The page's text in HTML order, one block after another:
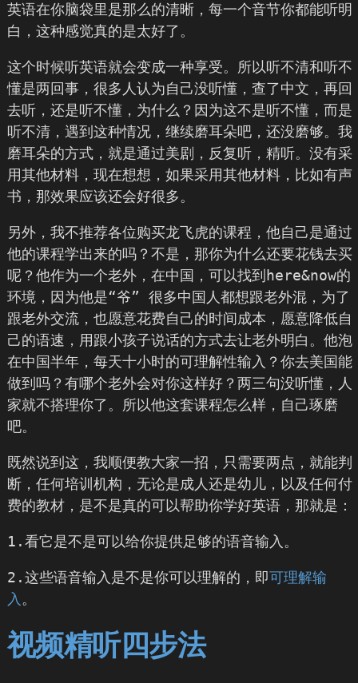
英语在你脑袋里是那么的清晰，每一个音节你都能听明
白，这种感觉真的是太好了。
这个时候听英语就会变成一种享受。所以听不清和听不
懂是两回事，很多人认为自己没听懂，查了中文，再回
去听，还是听不懂，为什么？因为这不是听不懂，而是
听不清，遇到这种情况，继续磨耳朵吧，还没磨够。我
磨耳朵的方式，就是通过美剧，反复听，精听。没有采
用其他材料，现在想想，如果采用其他材料，比如有声
书，那效果应该还会好很多。
另外，我不推荐各位购买龙飞虎的课程，他自己是通过
他的课程学出来的吗？不是，那你为什么还要花钱去买
呢？他作为一个老外，在中国，可以找到here&now的
环境，因为他是“爷” 很多中国人都想跟老外混，为了
跟老外交流，也愿意花费自己的时间成本，愿意降低自
己的语速，用跟小孩子说话的方式去让老外明白。他泡
在中国半年，每天十小时的可理解性输入？你去美国能
做到吗？有哪个老外会对你这样好？两三句没听懂，人
家就不搭理你了。所以他这套课程怎么样，自己琢磨
吧。
既然说到这，我顺便教大家一招，只需要两点，就能判
断，任何培训机构，无论是成人还是幼儿，以及任何付
费的教材，是不是真的可以帮助你学好英语，那就是：
1.看它是不是可以给你提供足够的语音输入。
2.这些语音输入是不是你可以理解的，即可理解输
入 。
视频精听四步法